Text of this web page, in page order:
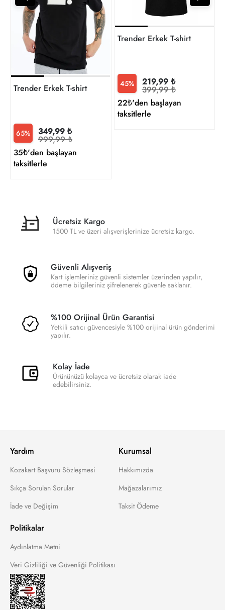
Trender Erkek T-shirt
65% 349,99 ₺
999,99 ₺
35₺'den başlayan
taksitlerle
Trender Erkek T-shirt
45% 219,99 ₺
399,99 ₺
22₺'den başlayan
taksitlerle
Ücretsiz Kargo
1500 TL ve üzeri alışverişlerinize ücretsiz kargo.
Güvenli Alışveriş
Kart işlemleriniz güvenli sistemler üzerinden yapılır,
ödeme bilgileriniz şifrelenerek güvenle saklanır.
%100 Orijinal Ürün Garantisi
Yetkili satıcı güvencesiyle %100 orijinal ürün gönderimi
yapılır.
Kolay İade
Ürününüzü kolayca ve ücretsiz olarak iade
edebilirsiniz.
Yardım
Kozakart Başvuru Sözleşmesi
Sıkça Sorulan Sorular
İade ve Değişim
Kurumsal
Hakkımızda
Mağazalarımız
Taksit Ödeme
Politikalar
Aydınlatma Metni
Veri Gizliliği ve Güvenliği Politikası